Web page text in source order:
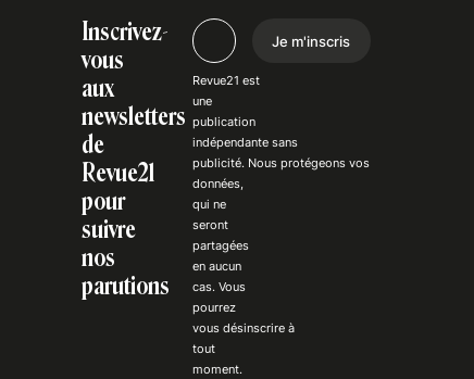
Inscrivez-
vous
aux
newsletters
de
Revue21
pour
suivre
nos
parutions
Je m'inscris
Revue21 est
une
publication
indépendantesans
publicité. Nousprotégeons vos
données,
qui ne
seront
partagées
en aucun
cas. Vous
pourrez
vousdésinscrire à
tout
moment.